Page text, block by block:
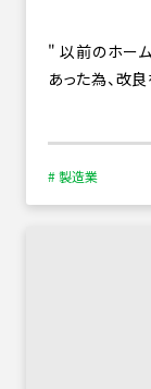
以前のホー
あった為、改
# 製造業